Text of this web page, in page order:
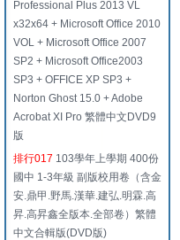
Professional Plus 2013 VL
x32x64 + Microsoft Office 2010
VOL + Microsoft Office 2007
SP2 + Microsoft Office2003
SP3 + OFFICE XP SP3 +
Norton Ghost 15.0 + Adobe
Acrobat XI Pro 繁體中文DVD9
版
排行017 103學年上學期 400份
國中 1-3年級 副版校用卷（含金
安.鼎甲.野馬.漢華.建弘.明霖.高
昇.高昇鑫全版本.全部卷）繁體
中文合輯版(DVD版)